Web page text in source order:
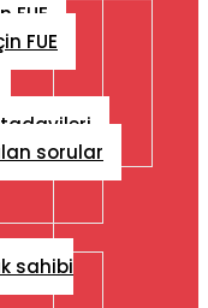
FUE
FUE
tadavileri
sorular
sahibi